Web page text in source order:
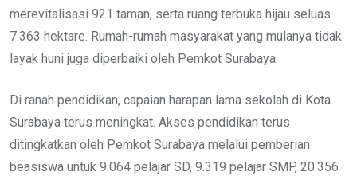
merevitalisasi 921 taman, serta ruang terbuka hijau seluas
7.363 hektare. Rumah-rumah masyarakat yang mulanya tidak
layak huni juga diperbaiki oleh Pemkot Surabaya.
Di ranah pendidikan, capaian harapan lama sekolah di Kota
Surabaya terus meningkat. Akses pendidikan terus
ditingkatkan oleh Pemkot Surabaya melalui pemberian
beasiswa untuk 9.064 pelajar SD, 9.319 pelajar SMP, 20.356